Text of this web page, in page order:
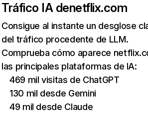
Tráfico IA denetflix.com
Consigue al instante un desglose
del tráfico procedente de LLM.
Comprueba cómo aparece
las principales plataformas de IA:
469 mil visitas de ChatGPT
130 mil desde Gemini
49 mil desde Claude